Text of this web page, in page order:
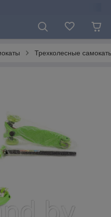
Трехколесные